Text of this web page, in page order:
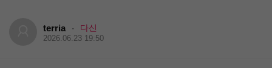
terria · 다신
2026.06.23 19:50